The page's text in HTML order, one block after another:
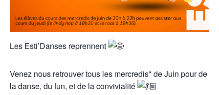
Les Esti’Danses reprennent
Venez nous retrouver tous les mercredis* de Juin pour de
la danse, du fun, et de la convivialité